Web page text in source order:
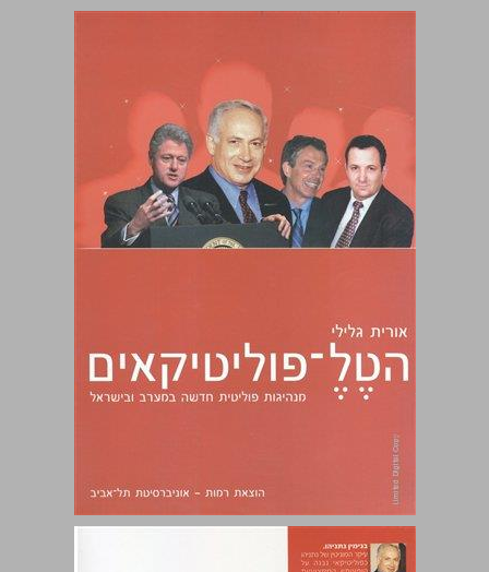
הטל־פוליטיקאים מנהיגות פוליטית חדשה במערב ובישראל ... 0